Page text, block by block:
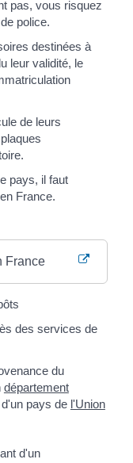
pas, vous risquez
police.
destinées à
leur validité, le
de leurs
pays, il faut
France.
France
des services de
du
département
pays de l'Union
d'un